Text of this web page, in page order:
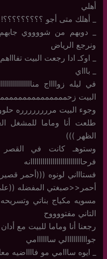
أهلي
_ أهلك متى أجو ؟؟؟؟؟؟؟؟؟!
_ دوبهم من شووووي جابهم
ونرجع الرياض
_ اوكـ ادا رجعت البيت تفاااهم
_ باااي
في ليله زوااااج
البيت
وجوء البيت مرررررررره
طلعت أنا وماما للمشغل
الظهر )))
وستوهـ كانت في القصر
فرحاااااااااااااااااااااااااانه
فستاااني لونوه (((أحمر
أحمر<<صبغتي المفضله
مسويه مكياج بناتي
التاني مفتووووح
رجعنا أنا وماما للبيت مع أدان
جواااااااااالي ساااااامي
_ ايوه سااامي مو فااااضيه